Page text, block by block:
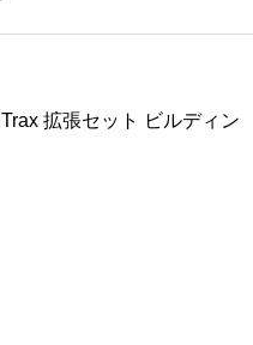
拡張セット ビルディン